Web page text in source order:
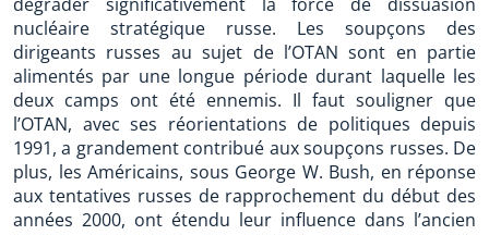
nucléaire stratégique russe. Les soupçons des
dirigeants russes au sujet de l’OTAN sont en partie
alimentés par une longue période durant laquelle les
deux camps ont été ennemis. Il faut souligner que
l’OTAN, avec ses réorientations de politiques depuis
1991, a grandement contribué aux soupçons russes. De
plus, les Américains, sous George W. Bush, en réponse
aux tentatives russes de rapprochement du début des
années 2000, ont étendu leur influence dans l’ancien